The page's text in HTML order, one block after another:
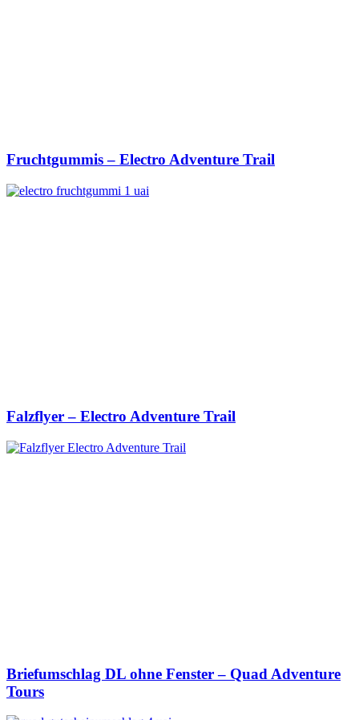
Fruchtgummis – Electro Adventure Trail
Falzflyer – Electro Adventure Trail
Briefumschlag DL ohne Fenster – Quad Adventure
Tours